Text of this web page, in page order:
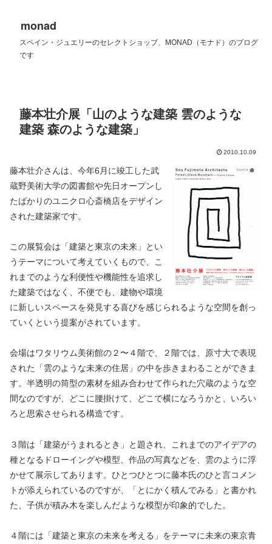
monad
スペイン・ジュエリーのセレクトショップ、MONAD（モナド）のブログ
です
藤本壮介展「山のような建築 雲のような
建築 森のような建築」
2010.10.09
藤本壮介さんは、今年6月に竣工した武
蔵野美術大学の図書館や先日オープンし
たばかりのユニクロ心斎橋店をデザイン
された建築家です。
この展覧会は「建築と東京の未来」とい
うテーマについて考えていくもので、こ
れまでのような利便性や機能性を追求し
た建築ではなく、不便でも、建物や環境
に新しいスペースを発見する喜びを感じられるような空間を創っ
ていくという提案がされています。
会場はワタリウム美術館の２〜４階で、２階では、原寸大で表現
された「雲のような未来の住居」の中を歩きまわることができま
す。半透明の筒型の素材を組み合わせて作られた穴蔵のような空
間なのですが、どこに腰掛けて、どこで横になろうかと、いろい
ろと思索させられる構造です。
３階は「建築がうまれるとき」と題され、これまでのアイデアの
種となるドローイングや模型、作品の写真などを、雲のように浮
かせて展示してあります。ひとつひとつに藤本氏のひと言コメン
トが添えられているのですが、「とにかく積んでみる」と書かれ
た、子供が積み木を楽しんだような模型が印象的でした。
４階には「建築と東京の未来を考える」をテーマに未来の東京青